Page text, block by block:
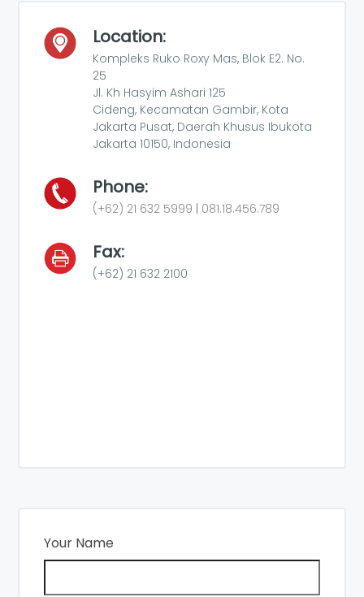
Location:
Kompleks Ruko Roxy Mas, Blok E2. No.
25
Jl. Kh Hasyim Ashari 125
Cideng, Kecamatan Gambir, Kota
Jakarta Pusat, Daerah Khusus Ibukota
Jakarta 10150, Indonesia
Phone:
(+62) 21 632 5999 081.18.456.789
Fax:
(+62) 21 632 2100
Your Name